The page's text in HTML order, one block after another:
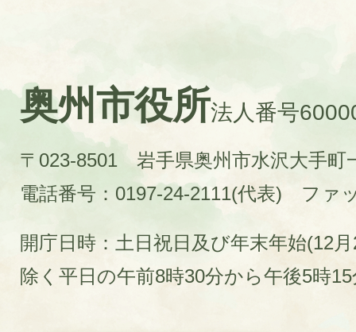
奥州市役所法人番号
〒023-8501 岩手県奥州市水沢大手町
電話番号：0197-24-2111(代表)
ファ
開庁日時：土日祝日及び年末年始(12
除く平日の午前8時30分から午後5時